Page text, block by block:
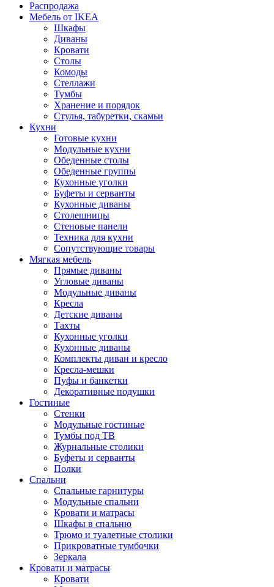
Распродажа
Мебель от IKEA
Шкафы
Диваны
Кровати
Столы
Комоды
Стеллажи
Тумбы
Хранение и порядок
Стулья, табуретки, скамьи
Кухни
Готовые кухни
Модульные кухни
Обеденные столы
Обеденные группы
Кухонные уголки
Буфеты и серванты
Кухонные диваны
Столешницы
Стеновые панели
Техника для кухни
Сопутствующие товары
Мягкая мебель
Прямые диваны
Угловые диваны
Модульные диваны
Кресла
Детские диваны
Тахты
Кухонные уголки
Кухонные диваны
Комплекты диван и кресло
Кресла-мешки
Пуфы и банкетки
Декоративные подушки
Гостиные
Стенки
Модульные гостиные
Тумбы под ТВ
Журнальные столики
Буфеты и серванты
Полки
Спальни
Спальные гарнитуры
Модульные спальни
Кровати и матрасы
Шкафы в спальню
Трюмо и туалетные столики
Прикроватные тумбочки
Зеркала
Кровати и матрасы
Кровати